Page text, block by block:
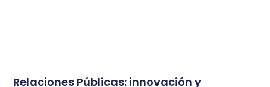
Relaciones Públicas: innovación y